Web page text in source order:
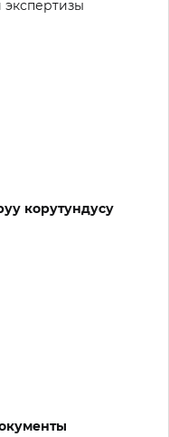
экспертизы
корутундусу